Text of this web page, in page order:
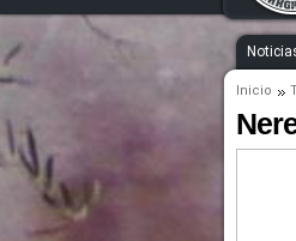
Inicio